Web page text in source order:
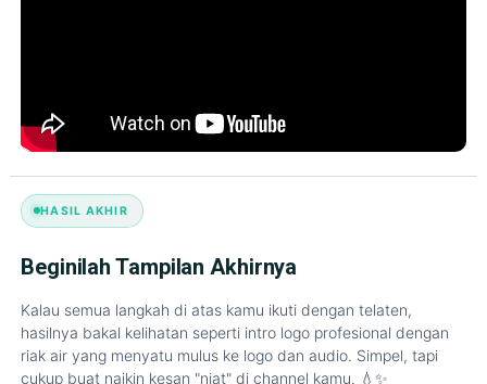
HASIL AKHIR
Beginilah Tampilan Akhirnya
Kalau semua langkah di atas kamu ikuti dengan telaten,
hasilnya bakal kelihatan seperti intro logo profesional dengan
riak air yang menyatu mulus ke logo dan audio. Simpel, tapi
cukup buat naikin kesan "niat" di channel kamu. 💧✨